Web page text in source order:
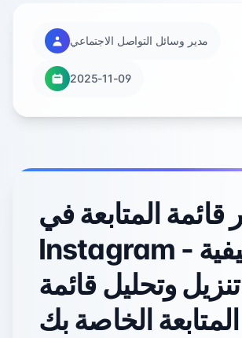
مدير وسائل التواصل الاجتماعي
2025-11-09
قائمة المتابعة في
Instagram - كيفية
تنزيل وتحليل قائمة
المتابعة الخاصة بك